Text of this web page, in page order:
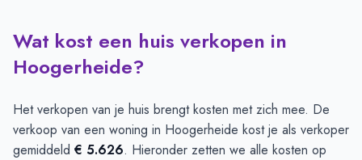
Wat kost een huis verkopen in
Hoogerheide?
Het verkopen van je huis brengt kosten met zich mee. De
verkoop van een woning in Hoogerheide kost je als verkoper
gemiddeld € 5.626. Hieronder zetten we alle kosten op